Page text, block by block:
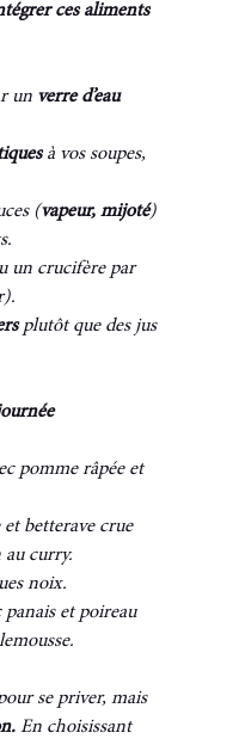
ces aliments
un verre d’eau
à vos soupes,
(vapeur, mijoté)
un crucifère par
plutôt que des jus
pomme râpée et
et betterave crue
au curry.
noix.
panais et poireau
se priver, mais
En choisissant